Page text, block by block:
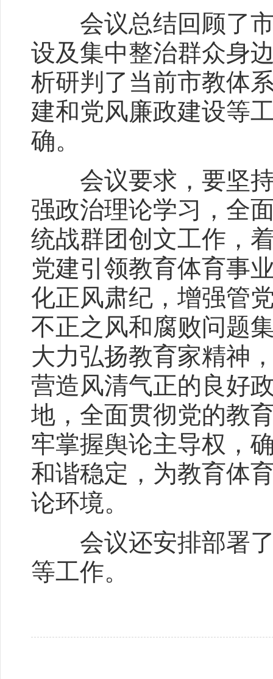
会议总结回顾了市
设及集中整治群众身
析研判了当前市教体
建和党风廉政建设等
确。
会议要求，要坚持
强政治理论学习，全
统战群团创文工作，
党建引领教育体育事
化正风肃纪，增强管
不正之风和腐败问题
大力弘扬教育家精神
营造风清气正的良好
地，全面贯彻党的教
牢掌握舆论主导权，
和谐稳定，为教育体
论环境。
会议还安排部署了
等工作。